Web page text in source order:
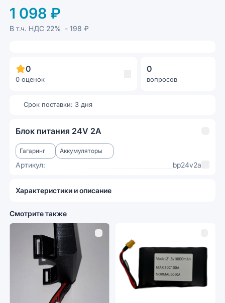
1 098 ₽
В т.ч. НДС 22% - 198 ₽
0
0 оценок
0
вопросов
Срок поставки: 3 дня
Блок питания 24V 2A
Гагаринг Аккумуляторы
Артикул: bp24v2a
Характеристики и описание
Смотрите также